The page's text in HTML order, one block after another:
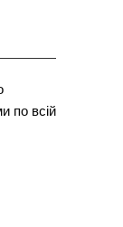
по всій